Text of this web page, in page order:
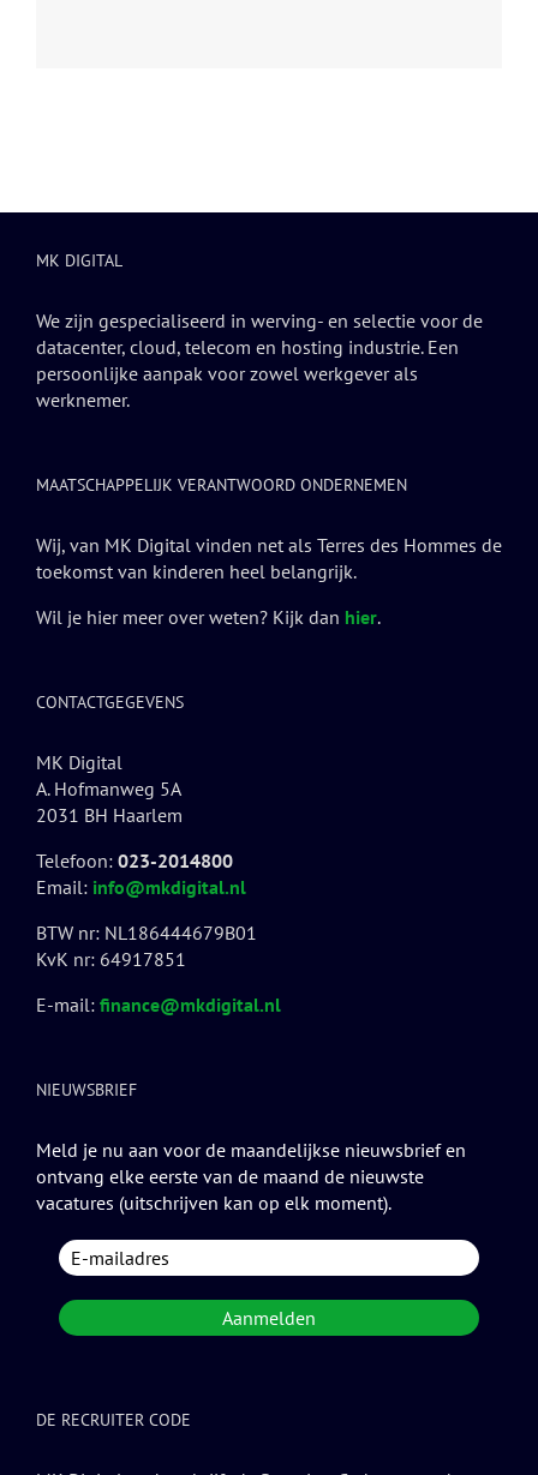
MK DIGITAL
We zijn gespecialiseerd in werving- en selectie voor de
datacenter, cloud, telecom en hosting industrie. Een
persoonlijke aanpak voor zowel werkgever als
werknemer.
MAATSCHAPPELIJK VERANTWOORD ONDERNEMEN
Wij, van MK Digital vinden net als Terres des Hommes de
toekomst van kinderen heel belangrijk.
Wil je hier meer over weten? Kijk dan hier.
CONTACTGEGEVENS
MK Digital
A. Hofmanweg 5A
2031 BH Haarlem
Telefoon: 023-2014800
Email: info@mkdigital.nl
BTW nr: NL186444679B01
KvK nr: 64917851
E-mail: finance@mkdigital.nl
NIEUWSBRIEF
Meld je nu aan voor de maandelijkse nieuwsbrief en
ontvang elke eerste van de maand de nieuwste
vacatures (uitschrijven kan op elk moment).
DE RECRUITER CODE